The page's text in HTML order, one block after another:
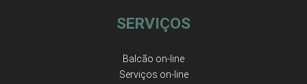
SERVIÇOS
Balcão on-line
Serviços on-line